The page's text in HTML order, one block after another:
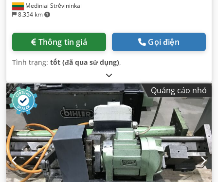
Mediniai Strėvininkai
8.354 km
Thông tin giá Gọi điện
Tình trạng: tốt (đã qua sử dụng),
Quảng cáo nhỏ